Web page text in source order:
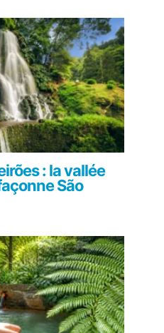
: la vallée
São